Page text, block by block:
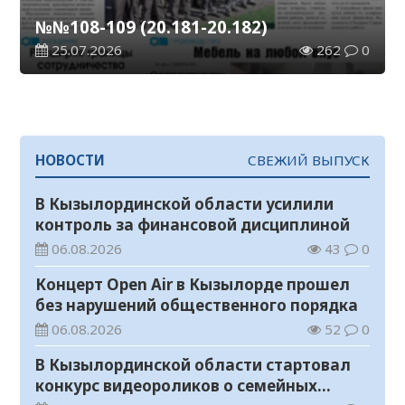
№№108-109 (20.181-20.182)
25.07.2026 262 0
НОВОСТИ СВЕЖИЙ ВЫПУСК
В Кызылординской области усилили
контроль за финансовой дисциплиной
06.08.2026 43 0
Концерт Open Air в Кызылорде прошел
без нарушений общественного порядка
06.08.2026 52 0
В Кызылординской области стартовал
конкурс видеороликов о семейных